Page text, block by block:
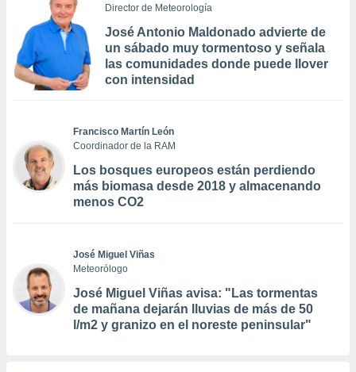
Director de Meteorología
José Antonio Maldonado advierte de
un sábado muy tormentoso y señala
las comunidades donde puede llover
con intensidad
Francisco Martín León
Coordinador de la RAM
Los bosques europeos están perdiendo
más biomasa desde 2018 y almacenando
menos CO2
José Miguel Viñas
Meteorólogo
José Miguel Viñas avisa: "Las tormentas
de mañana dejarán lluvias de más de 50
l/m2 y granizo en el noreste peninsular"